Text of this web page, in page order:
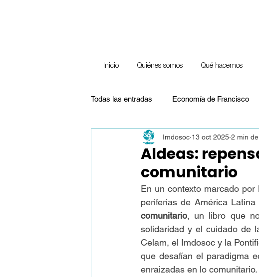
Inicio Quiénes somos Qué hacemos
Todas las entradas Economía de Francisco
Frente a la pobreza
Pensamiento Social Cristiano S. Paulo
Justicia Social Educación Político
Homilías (Reflexiones)
Aldeas:
comunitario
Imdosoc 13 oct 2025 2 min
En un contexto marcado
periferias de América
comunitario, un libro que
solidaridad y el cuidado de
Celam, el Imdosoc y la
que desafían el paradigma
enraizadas en lo comunitario.